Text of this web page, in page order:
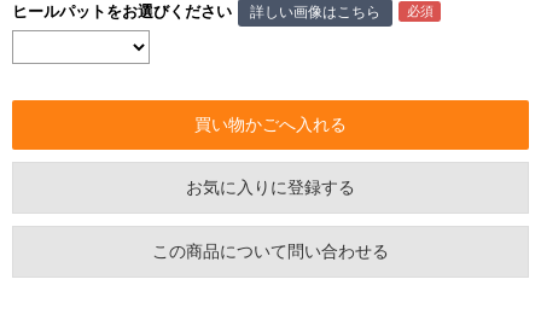
ヒールパットをお選びください 詳しい画像はこちら
お気に入りに登録する
この商品について問い合わせる